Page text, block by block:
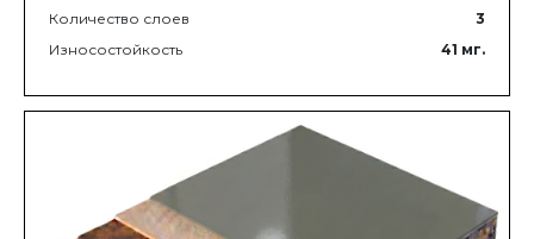
Количество слоев
3
Износостойкость
41 мг.